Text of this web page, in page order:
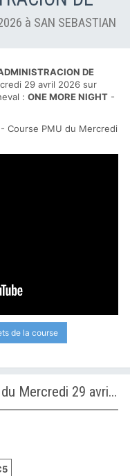
à SAN SEBASTIAN
DE
29 avril 2026 sur
: ONE MORE NIGHT -
Course PMU du Mercredi
de la course
Les vidéos des courses PMU du Mercredi 29 avril 2026